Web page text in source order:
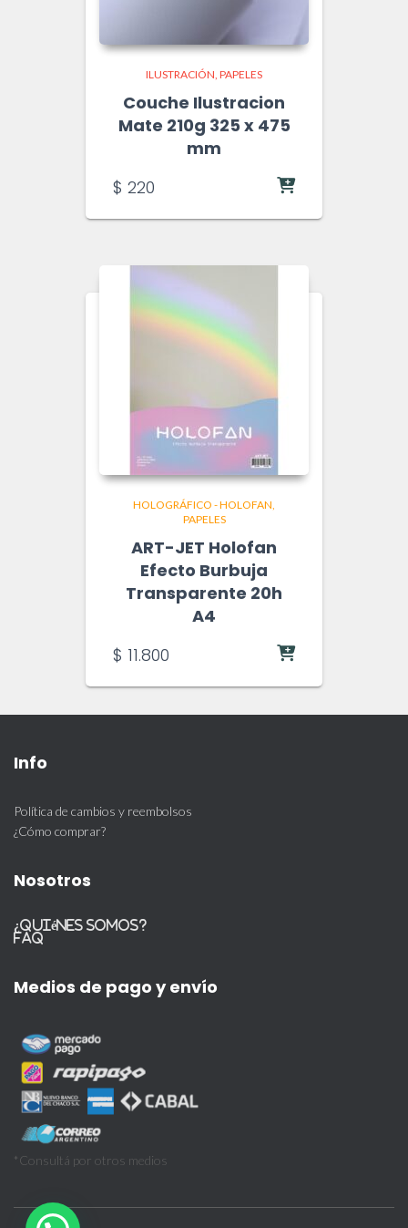
ILUSTRACIÓN PAPELES
Couche Ilustracion
Mate 210g 325 x 475
mm
$ 220
HOLOGRÁFICO - HOLOFAN
PAPELES
ART-JET Holofan
Efecto Burbuja
Transparente 20h
A4
$ 11.800
Info
Política de cambios y reembolsos
¿Cómo comprar?
Nosotros
¿Quiénes somos?
FAQ
Medios de pago y envío
*Consultá por otros medios